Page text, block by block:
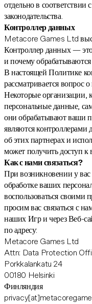
отдельно в соответствии
законодательства.
Контроллер данных
Metacore Games Ltd
Контроллер данных — это
и почему
В настоящей Политике
рассматривается вопрос
Некоторые организации,
персональные данные,
они обрабатывают ваши
являются
об этих партнерах и
может получить доступ
Как с нами связаться?
При возникновении у
обработке ваших
воспользоваться своими
просим вас связаться с
наших Игр и через Веб-
по адресу:
Metacore Games Ltd
Attn: Data Protection
Porkkalankatu 24
00180 Helsinki
Финляндия